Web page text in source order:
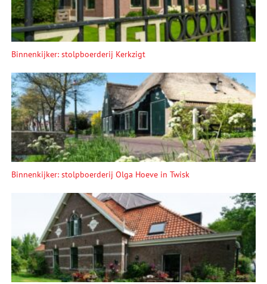
Binnenkijker: stolpboerderij Kerkzigt
Binnenkijker: stolpboerderij Olga Hoeve in Twisk